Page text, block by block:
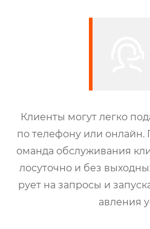
Клиенты могут легко
по телефону или онлайн.
оманда обслуживания
лосуточно и без
рует на запросы и
авления